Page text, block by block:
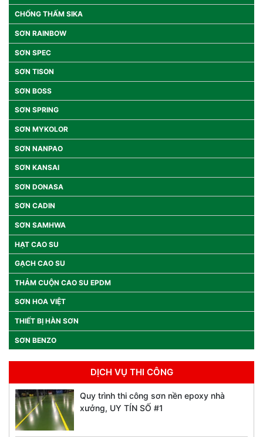
CHỐNG THẤM SIKA
SƠN RAINBOW
SƠN SPEC
SƠN TISON
SƠN BOSS
SƠN SPRING
SƠN MYKOLOR
SƠN NANPAO
SƠN KANSAI
SƠN DONASA
SƠN CADIN
SƠN SAMHWA
HẠT CAO SU
GẠCH CAO SU
THẢM CUỘN CAO SU EPDM
SƠN HOA VIỆT
THIẾT BỊ HÀN SƠN
SƠN BENZO
DỊCH VỤ THI CÔNG
Quy trình thi công sơn nền epoxy nhà
xưởng, UY TÍN SỐ #1